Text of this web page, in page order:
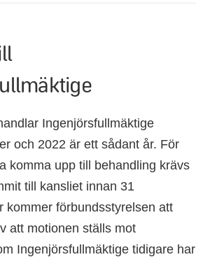
Ingenjörsfullmäktige
och 2022 är ett sådant år. För
komma upp till behandling krävs
till kansliet innan 31
kommer förbundsstyrelsen att
att motionen ställs mot
Ingenjörsfullmäktige tidigare har